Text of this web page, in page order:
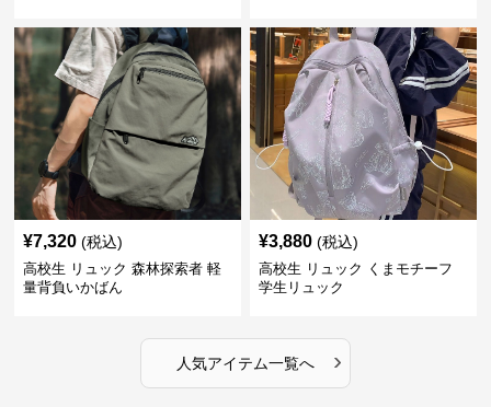
¥7,320 (税込)
高校生 リュック 森林探索者 軽
量背負いかばん
¥3,880 (税込)
高校生 リュック くまモチーフ
学生リュック
人気アイテム一覧へ ›